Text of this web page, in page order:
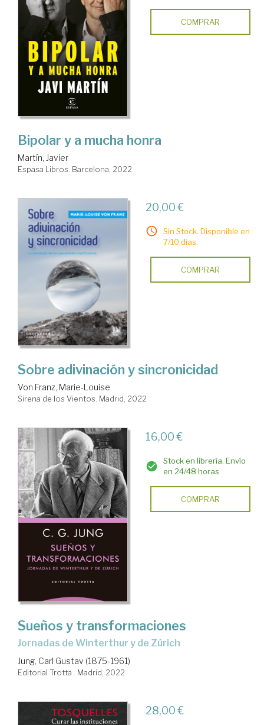
COMPRAR
Bipolar y a mucha honra
Martín, Javier
Espasa Libros. Barcelona, 2022
20,00 €
Sin Stock. Disponible en
7/10 días.
COMPRAR
Sobre adivinación y sincronicidad
Von Franz, Marie-Louise
Sirena de los Vientos. Madrid, 2022
16,00 €
Stock en librería. Envío
en 24/48 horas
COMPRAR
Sueños y transformaciones
Jornadas de Winterthur y de Zúrich
Jung, Carl Gustav (1875-1961)
Editorial Trotta . Madrid, 2022
28,00 €